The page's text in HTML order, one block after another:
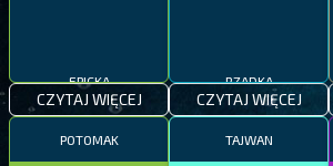
CZYTAJ WIĘCEJ CZYTAJ WIĘCEJ
POTOMAK TAJWAN